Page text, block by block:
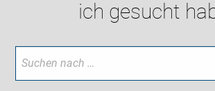
ich gesucht